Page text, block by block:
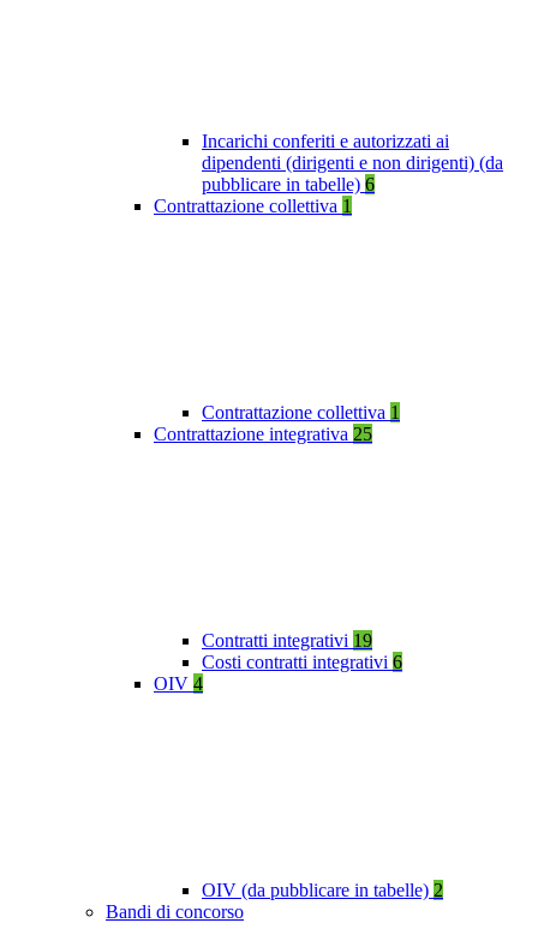
Incarichi conferiti e autorizzati ai
dipendenti (dirigenti e non dirigenti) (da
pubblicare in tabelle) 6
Contrattazione collettiva 1
Contrattazione collettiva 1
Contrattazione integrativa 25
Contratti integrativi 19
Costi contratti integrativi 6
OIV 4
OIV (da pubblicare in tabelle) 2
Bandi di concorso